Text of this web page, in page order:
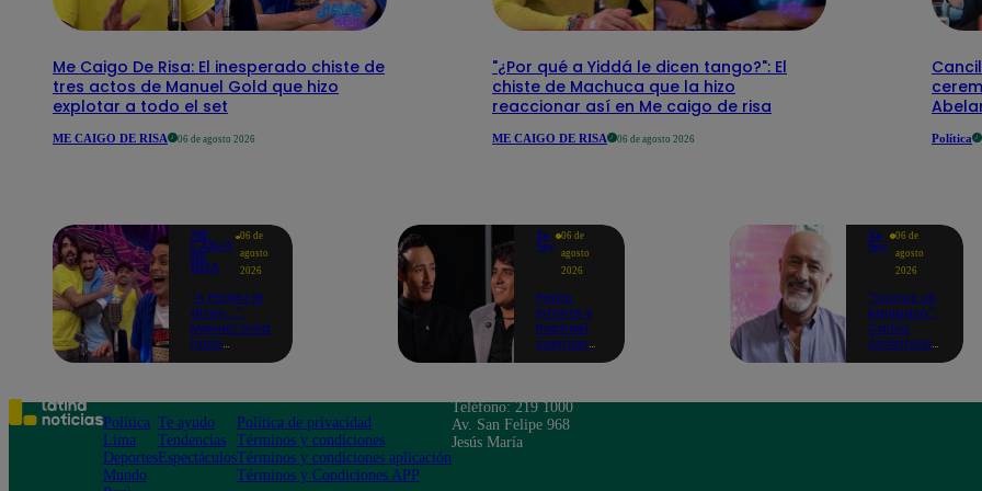
Me Caigo De Risa: El inesperado chiste de
tres actos de Manuel Gold que hizo
explotar a todo el set
ME CAIGO DE RISA 06 de agosto 2026
"¿Por qué a Yiddá le dicen tango?": El
chiste de Machuca que la hizo
reaccionar así en Me caigo de risa
ME CAIGO DE RISA 06 de agosto 2026 Política
ME
CAIGO
DE
RISA
06 de
agosto
2026
"A Peláez le
dicen...":
Manuel Gold
hace
de contar el
chiste
Yo
Soy
06 de
agosto
2026
Pedro
Infante y
Raphael
cuentan
vida en
nueva
entrevista:
Yo
Soy
06 de
agosto
2026
"Somos un
equipazo":
Carlos
Alcántara
nueva
Política
Lima
Deportes
Mundo
Te ayudo
Tendencias
Espectáculos
Política de privacidad
Términos y condiciones
Términos y condiciones aplicación
Términos y Condiciones APP
Teléfono: 219 1000
Av. San Felipe 968
Jesús María